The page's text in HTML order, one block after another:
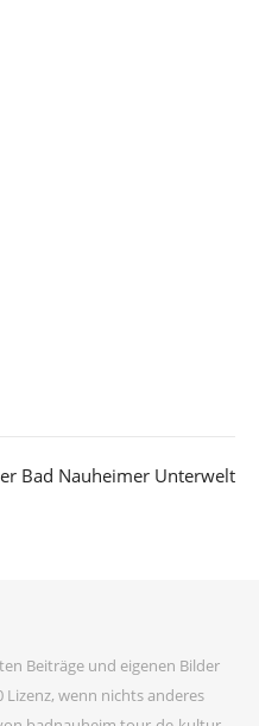
Bad Nauheimer Unterwelt
Beiträge und eigenen Bilder
Lizenz, wenn nichts anderes